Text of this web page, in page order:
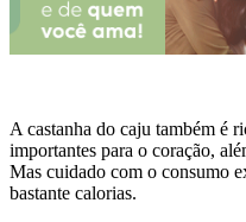
A castanha do caju também é
importantes para o coração,
Mas cuidado com o consumo
bastante calorias.